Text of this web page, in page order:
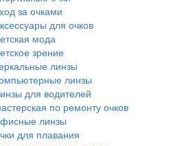
за очками
для очков
мода
зрение
линзы
линзы
для водителей
по ремонту очков
линзы
для плавания